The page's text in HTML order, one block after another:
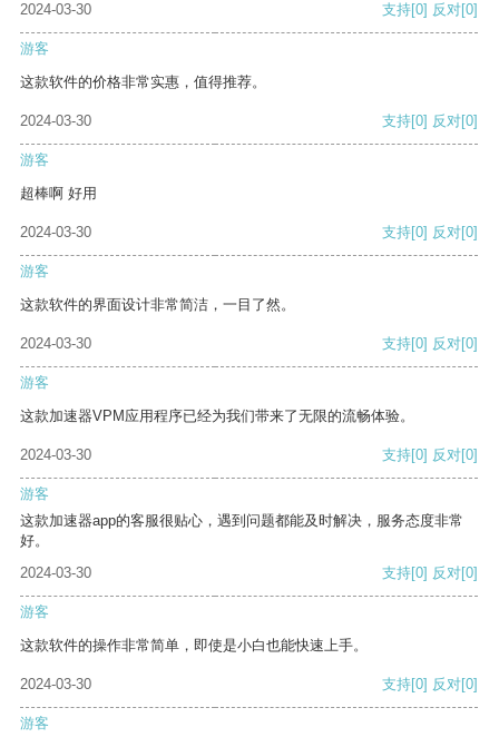
2024-03-30
支持[0] 反对[0]
游客
这款软件的价格非常实惠，值得推荐。
2024-03-30 支持[0] 反对[0]
游客
超棒啊 好用
2024-03-30 支持[0] 反对[0]
游客
这款软件的界面设计非常简洁，一目了然。
2024-03-30 支持[0] 反对[0]
游客
这款加速器VPM应用程序已经为我们带来了无限的流畅体验。
2024-03-30 支持[0] 反对[0]
游客
这款加速器app的客服很贴心，遇到问题都能及时解决，服务态度非常
好。
2024-03-30
支持[0] 反对[0]
游客
这款软件的操作非常简单，即使是小白也能快速上手。
2024-03-30 支持[0] 反对[0]
游客